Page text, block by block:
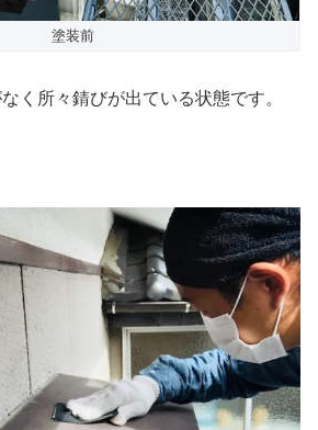
塗装前
く所々錆びが出ている状態です。